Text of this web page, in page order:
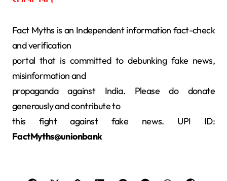
Fact Myths is an Independent information fact-check
and verification
portal that is committed to debunking fake news,
misinformation and
propaganda against India. Please do donate
generously and contribute to
this fight against fake news. UPI ID:
FactMyths@unionbank